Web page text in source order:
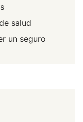
salud
un seguro